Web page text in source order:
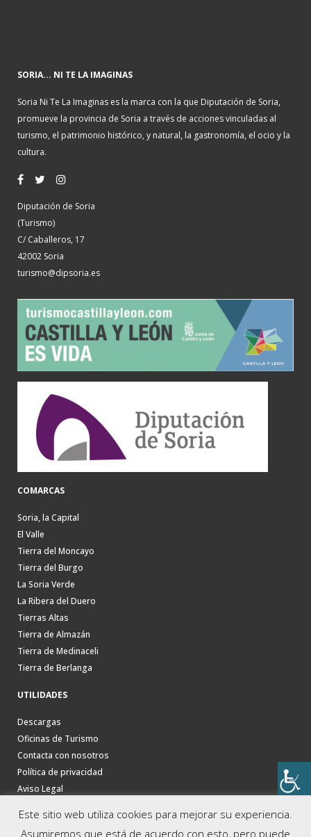
SORIA... NI TE LA IMAGINAS
Soria Ni Te La Imaginas es la marca con la que Diputación de Soria,
promueve la provincia de Soria a través de acciones vinculadas al
turismo, el patrimonio histórico, y natural, la gastronomía, el ocio y la
cultura.
Diputación de Soria
(Turismo)
C/ Caballeros, 17
42002 Soria
turismo@dipsoria.es
COMARCAS
Soria, la Capital
El Valle
Tierra del Moncayo
Tierra del Burgo
La Soria Verde
La Ribera del Duero
Tierras Altas
Tierra de Almazán
Tierra de Medinaceli
Tierra de Berlanga
UTILIDADES
Descargas
Oficinas de Turismo
Contacta con nosotros
Política de privacidad
Aviso Legal
Este sitio web utiliza cookies para mejorar su experiencia.
Asumiremos que está de acuerdo con esto, pero puede